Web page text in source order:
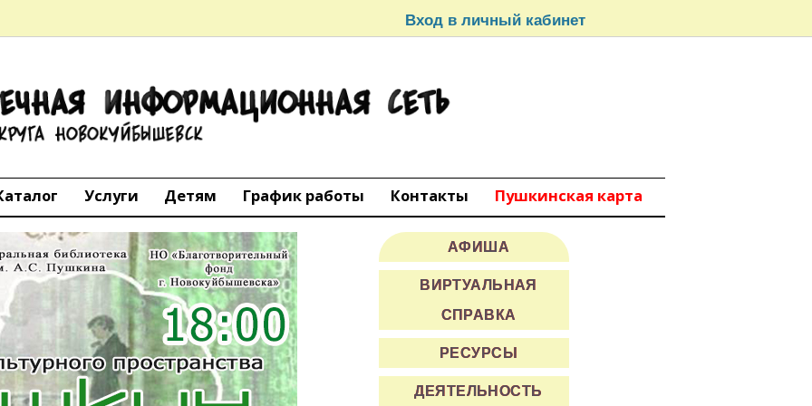
Вход в личный кабинет
СЕТЬ
округа Новокуйбышевск
Услуги Детям График работы Контакты Пушкинская карта
АФИША
ВИРТУАЛЬНАЯ
СПРАВКА
РЕСУРСЫ
ДЕЯТЕЛЬНОСТЬ